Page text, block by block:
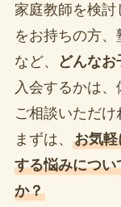
家庭教師を検
をお持ちの方
など、
どんなお
入会するかは
ご相談いただけ
まずは、 お気軽
する悩みにつ
か？